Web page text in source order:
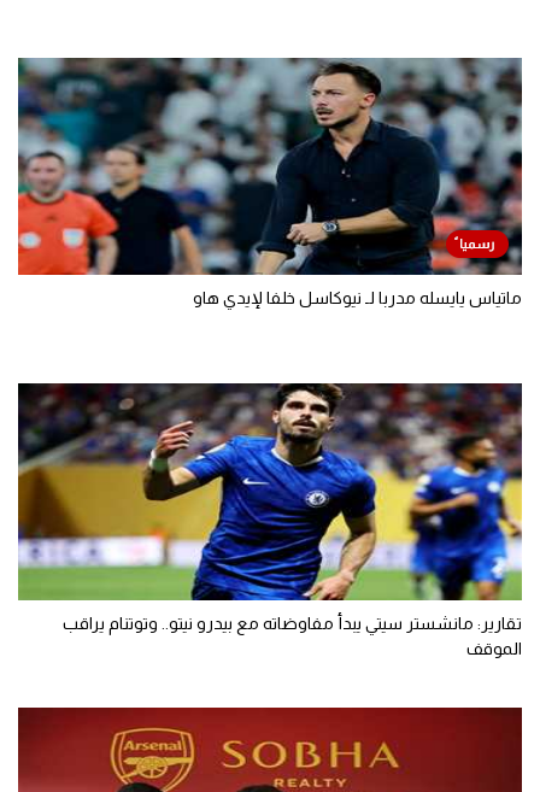
ماتياس يايسله مدربا لـ نيوكاسل خلفا لإيدي هاو
تقارير: مانشستر سيتي يبدأ مفاوضاته مع بيدرو نيتو.. وتوتنام يراقب
الموقف